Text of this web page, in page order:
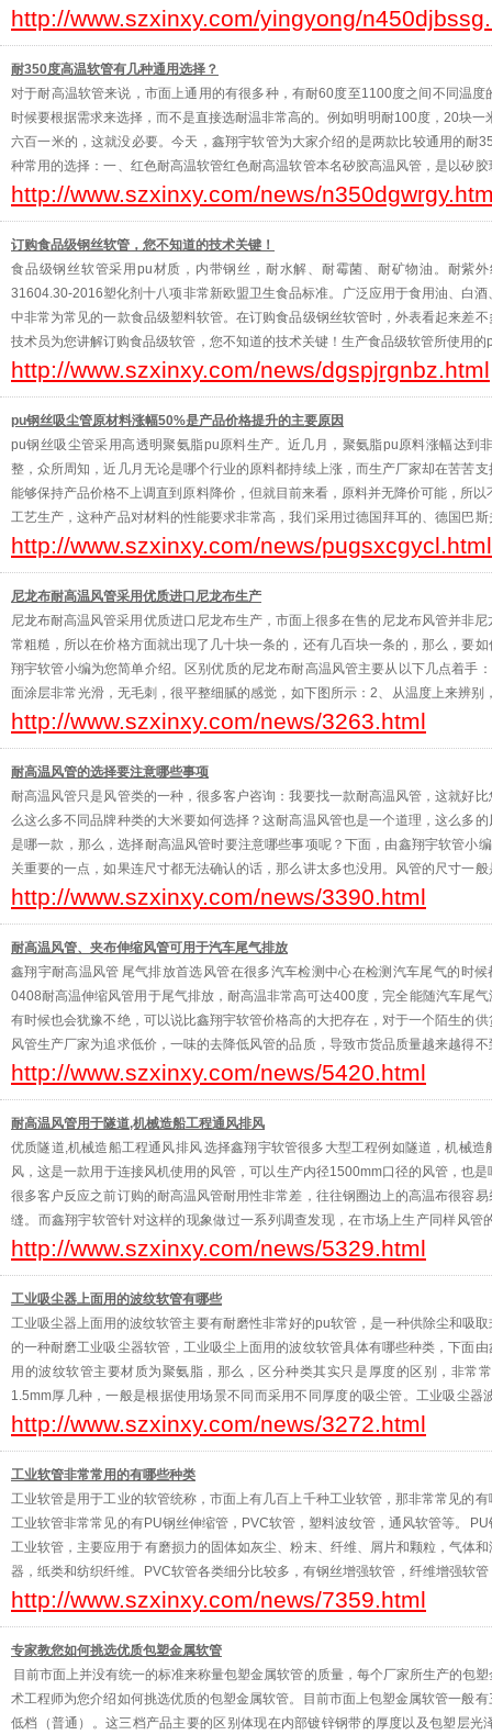
布伸缩风管来说更加如此。您在互联网一
http://www.szxinxy.com/yingyong/
耐350度高温软管有几种通用选择？
对于耐高温软管来说，市面上通用的有很多种，有耐60度至1100度之间不同温
时候要根据需求来选择，而不是直接选耐温非常高的。例如明明耐100度，20块
六百一米的，这就没必要。今天，鑫翔宇软管为大家介绍的是两款比较通用的耐
种常用的选择：一、红色耐高温软管红色耐高温软管本名矽胶高温风管，是以矽
粘接钢丝之上、下层以强化附着粘力及拉力生产。矽胶高
http://www.szxinxy.com/news/
订购食品级钢丝软管，您不知道的技术关键！
食品级钢丝软管采用pu材质，内带钢丝，耐水解、耐霉菌、耐矿物油。耐紫
31604.30-2016塑化剂十八项非常新欧盟卫生食品标准。广泛应用于食用油、白
中非常为常见的一款食品级塑料软管。在订购食品级钢丝软管时，外表看起来差
技术员为您讲解订购食品级软管，您不知道的技术关键！生产食品级软管所使用
者之间的区别，认为都是聚氨脂pu材料，都能使用。然而，两
http://www.szxinxy.com/news/dgspjrgnbz.html
pu钢丝吸尘管原材料涨幅50%是产品价格提升的主要原因
pu钢丝吸尘管采用高透明聚氨脂pu原料生产。近几月，聚氨脂pu原料涨幅达到
整，众所周知，近几月无论是哪个行业的原料都持续上涨，而生产厂家却在苦苦
能够保持产品价格不上调直到原料降价，但就目前来看，原料并无降价可能，所
工艺生产，这种产品对材料的性能要求非常高，我们采用过德国拜耳的、德国巴
于产品，我们一直坚持用高品质的原料，以保证产品的性能。基本上
http://www.szxinxy.com/news/pugsxcgycl.html
尼龙布耐高温风管采用优质进口尼龙布生产
尼龙布耐高温风管采用优质进口尼龙布生产，市面上很多在售的尼龙布风管并非
常粗糙，所以在价格方面就出现了几十块一条的，还有几百块一条的，那么，要
翔宇软管小编为您简单介绍。区别优质的尼龙布耐高温风管主要从以下几点着手
面涂层非常光滑，无毛刺，很平整细腻的感觉，如下图所示：2、从温度上来辨
使用，瞬间可以达到130度，劣质的高温风管耐温在60度，瞬间
http://www.szxinxy.com/news/3263.html
耐高温风管的选择要注意哪些事项
耐高温风管只是风管类的一种，很多客户咨询：我要找一款耐高温风管，这就好
么这么多不同品牌种类的大米要如何选择？这耐高温风管也是一个道理，这么多
是哪一款，那么，选择耐高温风管时要注意哪些事项呢？下面，由鑫翔宇软管小
关重要的一点，如果连尺寸都无法确认的话，那么讲太多也没用。风管的尺寸一
温风管内径的尺寸。2、既然是耐高温风管，那么温度也是很重要的一项
http://www.szxinxy.com/news/3390.html
耐高温风管、夹布伸缩风管可用于汽车尾气排放
鑫翔宇耐高温风管 尾气排放首选风管在很多汽车检测中心在检测汽车尾气的时
0408耐高温伸缩风管用于尾气排放，耐高温非常高可达400度，完全能随汽车尾
有时候也会犹豫不绝，可以说比鑫翔宇软管价格高的大把存在，对于一个陌生的
风管生产厂家为追求低价，一味的去降低风管的品质，导致市货品质量越来越得
较一些厂家要略高一点，因为鑫翔宇一直坚持质量为上
http://www.szxinxy.com/news/5420.html
耐高温风管用于隧道,机械造船工程通风排风
优质隧道,机械造船工程通风排风 选择鑫翔宇软管很多大型工程例如隧道，机械
风，这是一款用于连接风机使用的风管，可以生产内径1500mm口径的风管，也
很多客户反应之前订购的耐高温风管耐用性非常差，往往钢圈边上的高温布很容
缝。而鑫翔宇软管针对这样的现象做过一系列调查发现，在市场上生产同样风
布，且厚度非常的薄，鑫翔宇采用的是0.5mm厚600D的布，
http://www.szxinxy.com/news/5329.html
工业吸尘器上面用的波纹软管有哪些
工业吸尘器上面用的波纹软管主要有耐磨性非常好的pu软管，是一种供除尘和吸
的一种耐磨工业吸尘器软管，工业吸尘上面用的波纹软管具体有哪些种类，下面
用的波纹软管主要材质为聚氨脂，那么，区分种类其实只是厚度的区别，非常
1.5mm厚几种，一般是根据使用场景不同而采用不同厚度的吸尘管。工业吸尘
维、屑片和颗粒，气体和液体环境，抗菌及水解,良好的抗化学
http://www.szxinxy.com/news/3272.html
工业软管非常常用的有哪些种类
工业软管是用于工业的软管统称，市面上有几百上千种工业软管，那非常常见的
工业软管非常常见的有PU钢丝伸缩管，PVC软管，塑料波纹管，通风软管等。
工业软管，主要应用于 有磨损力的固体如灰尘、粉末、纤维、屑片和颗粒，气体
器，纸类和纺织纤维。PVC软管各类细分比较多，有钢丝增强软管，纤维增强软
程、矿井、油库、石化设备等的液体、气体、油类、粉状物料的输
http://www.szxinxy.com/news/7359.html
专家教您如何挑选优质包塑金属软管
目前市面上并没有统一的标准来称量包塑金属软管的质量，每个厂家所生产的包
术工程师为您介绍如何挑选优质的包塑金属软管。目前市面上包塑金属软管一般
低档（普通）。这三档产品主要的区别体现在内部镀锌钢带的厚度以及包塑层